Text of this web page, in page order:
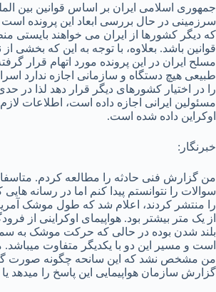
جمهوری اسلامی ایران بر اساس قوانین بین
سرزمینی در حال بررسی ابعاد این پرونده است
که دیگر کشورها از ایران می خواهند بایستی
قوانین باشد. بعلاوه، با توجه به این که بخشی از
مسلح ایران در این پرونده مورد اتهام قرار
طبیعی هیچ دستگاه و سازمانی اجازه ندارد
را در اختیار کشورهای دیگر قرار دهد لذا در
مسئولین ایرانی اجازه داده است، اطلاعات
اوکراین داده شده است.
خبرنگار:
من گزارش فنی حادثه را مطالعه کردم.
سوالات را نتوانستم پیدا کنم اما در رسانه­ هایی
را منتشر کردند، اعلام شد که طول موشک
از یک متر بیشتر بود. هواپیمای اوکراینی از
بلند شدن بوده در حالی که حرکت موشک به
است و مسیر این دو با یکدیگر متفاوت می­باشد.
من مشخص نشد که این سانحه چگونه صورت
گزارش سازمان هواپیمایی این پاسخ را می­دهد